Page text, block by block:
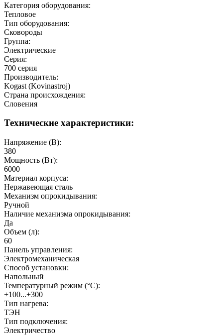
Категория оборудования:
Тепловое
Тип оборудования:
Сковороды
Группа:
Электрические
Серия:
700 серия
Производитель:
Kogast (Kovinastroj)
Страна происхождения:
Словения
Технические характеристики:
Напряжение (В):
380
Мощность (Вт):
6000
Материал корпуса:
Нержавеющая сталь
Механизм опрокидывания:
Ручной
Наличие механизма опрокидывания:
Да
Объем (л):
60
Панель управления:
Электромеханическая
Способ установки:
Напольный
Температурный режим (°C):
+100...+300
Тип нагрева:
ТЭН
Тип подключения:
Электричество